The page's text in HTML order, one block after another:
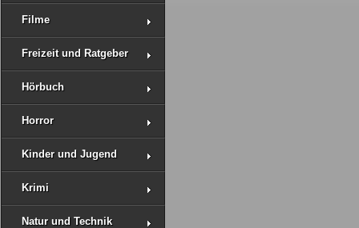
Filme
Freizeit und Ratgeber
Hörbuch
Horror
Kinder und Jugend
Krimi
Natur und Technik